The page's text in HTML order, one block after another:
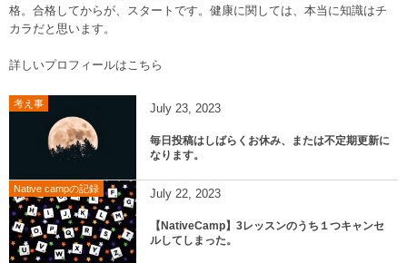
格。合格してからが、スタートです。健康に関しては、本当に知識はチ
カラだと思います。
詳しいプロフィールはこちら
考え事 July 23, 2023
毎日投稿はしばらくお休み、または不定期更新に
なります。
Native campの記録 July 22, 2023
【NativeCamp】3レッスンのうち１つキャンセ
ルしてしまった。